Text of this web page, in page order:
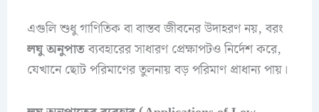
এগুলি শুধু গাণিতিক বা বাস্তব জীবনের উদাহরণ নয়, বরং
লঘু অনুপাতব্যবহারের সাধারণ প্রেক্ষাপটও নির্দেশ করে,
যেখানে ছোট পরিমাণের তুলনায় বড় পরিমাণ প্রাধান্য পায়।